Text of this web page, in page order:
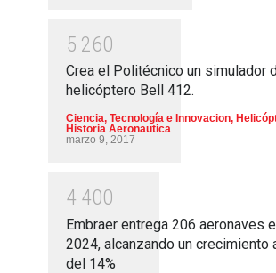
5 260
Crea el Politécnico un simulador
helicóptero Bell 412.
Ciencia, Tecnología e Innovacion,
Historia Aeronautica
marzo 9, 2017
4 400
Embraer entrega 206 aeronaves
2024, alcanzando un crecimiento
del 14%